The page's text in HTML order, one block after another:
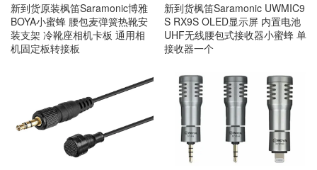
新到货原装枫笛Saramonic博雅
BOYA小蜜蜂 腰包麦弹簧热靴安
装支架 冷靴座相机卡板 通用相
机固定板转接板
新到货枫笛Saramonic UWMIC9
S RX9S OLED显示屏 内置电池
UHF无线腰包式接收器小蜜蜂 单
接收器一个